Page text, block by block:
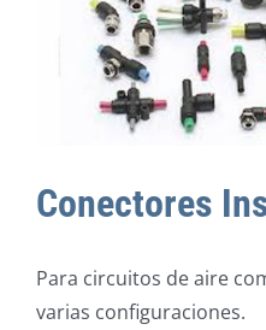
Conectores
Para circuitos de aire
varias configuraciones.